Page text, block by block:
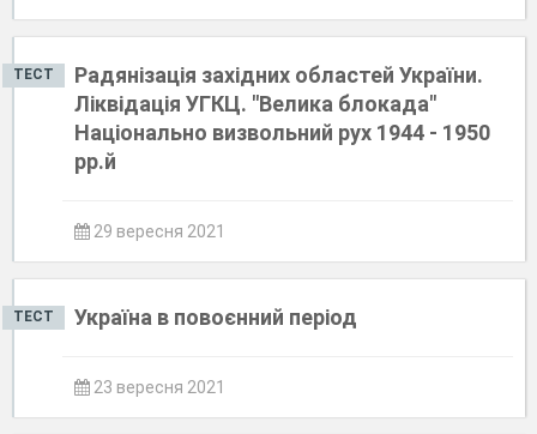
ТЕСТ
Радянізація західних областей України.
Ліквідація УГКЦ. "Велика блокада"
Національно визвольний рух 1944 - 1950
рр.й
29 вересня 2021
ТЕСТ Україна в повоєнний період
23 вересня 2021